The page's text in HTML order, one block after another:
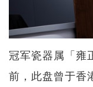
冠军瓷器属「雍
前，此盘曾于香